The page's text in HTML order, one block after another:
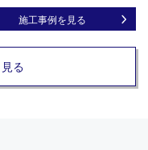
施工事例を見る
る